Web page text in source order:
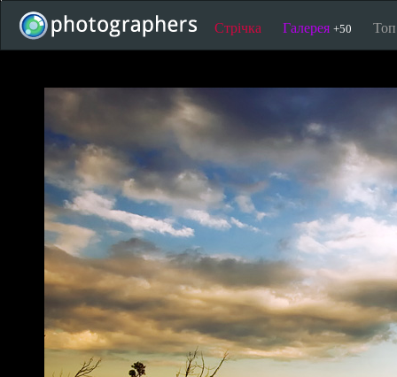
Стрічка Галерея +50